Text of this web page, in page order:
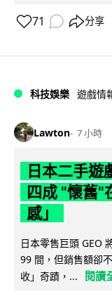
71 分享
科技娛樂 遊戲情
Lawton 7 小時
日本二手遊
四成 "懷舊"
感」
日本零售巨頭 GEO
99 間，但銷售額卻
收」奇蹟，...
閱讀